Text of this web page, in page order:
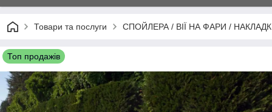
Товари та послуги СПОЙЛЕРА / ВІЇ НА ФАРИ /
Топ продажів